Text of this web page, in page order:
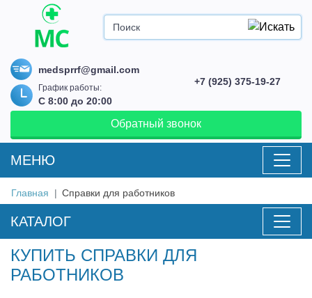
medsprrf@gmail.com
График работы:
С 8:00 до 20:00
+7 (925) 375-19-27
Обратный звонок
MEНЮ
Главная Справки для работников
КАТАЛОГ
КУПИТЬ СПРАВКИ ДЛЯ
РАБОТНИКОВ